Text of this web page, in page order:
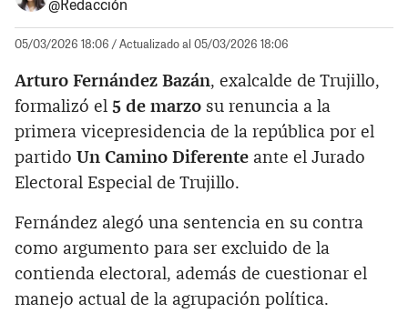
@Redacción
05/03/2026 18:06 / Actualizado al 05/03/2026 18:06
Arturo Fernández Bazán, exalcalde de Trujillo,
formalizó el 5 de marzo su renuncia a la
primera vicepresidencia de la república por el
partido Un Camino Diferente ante el Jurado
Electoral Especial de Trujillo.
Fernández alegó una sentencia en su contra
como argumento para ser excluido de la
contienda electoral, además de cuestionar el
manejo actual de la agrupación política.